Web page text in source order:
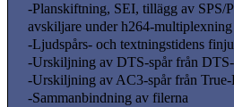
-Planskiftning, SEI, tillägg av SPS/
avskiljare under h264-multiplexning
-Ljudspårs- och textningstidens
-Urskiljning av DTS-spår från
-Urskiljning av AC3-spår från
-Sammanbindning av filerna